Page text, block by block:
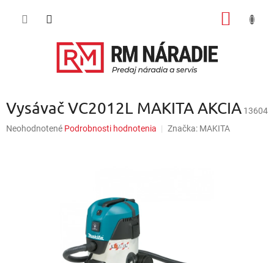
Vysávač VC2012L MAKITA AKCIA 13604
Priemerné
Neohodnotené Podrobnosti hodnotenia Značka: MAKITA